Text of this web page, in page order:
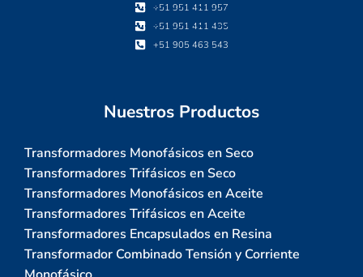
+51 951 411 957
+51 951 411 435
+51 905 463 543
Nuestros Productos
Transformadores Monofásicos en Seco
Transformadores Trifásicos en Seco
Transformadores Monofásicos en Aceite
Transformadores Trifásicos en Aceite
Transformadores Encapsulados en Resina
Transformador Combinado Tensión y Corriente